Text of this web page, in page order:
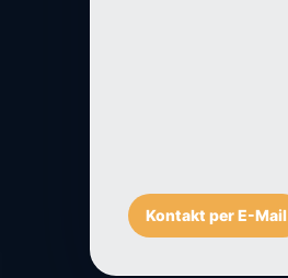
Kontakt per E-Mail